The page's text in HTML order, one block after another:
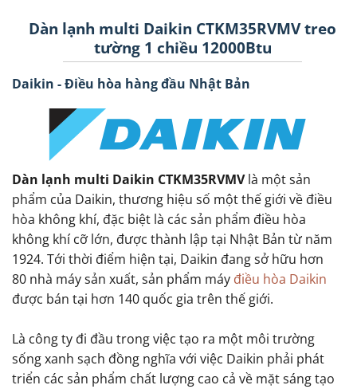
Dàn lạnh multi Daikin CTKM35RVMV treo
tường 1 chiều 12000Btu
Daikin - Điều hòa hàng đầu Nhật Bản
Dàn lạnh multi Daikin CTKM35RVMVlà một sản
phẩm của Daikin, thương hiệu số một thế giới về điều
hòa không khí, đặc biệt là các sản phẩm điều hòa
không khí cỡ lớn, được thành lập tại Nhật Bản từ năm
1924. Tới thời điểm hiện tại, Daikin đang sở hữu hơn
80 nhà máy sản xuất, sản phẩm máy điều hòa Daikin
được bán tại hơn 140 quốc gia trên thế giới.
Là công ty đi đầu trong việc tạo ra một môi trường
sống xanh sạch đồng nghĩa với việc Daikin phải phát
triển các sản phẩm chất lượng cao cả về mặt sáng tạo